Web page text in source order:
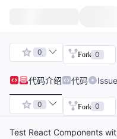
0 Fork 0
代码介绍 代码
0 Fork 0
Test React Components